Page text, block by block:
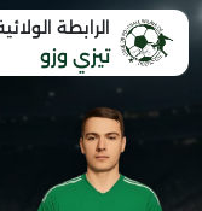
الرابطة
تيزي وزو